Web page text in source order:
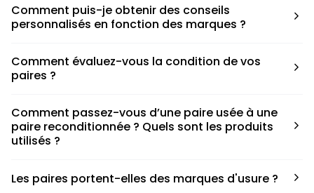
Comment puis-je obtenir des conseils
personnalisés en fonction des marques ?
pour déterminer la taille appropriée, que ce soit une taille
en dessous, au-dessus ou correspondant à votre taille
Comment évaluez-vous la condition de vos
paires ?
défauts spécifiques de chaque paire.
Comment passez-vous d’une paire usée à une
paire reconditionnée ? Quels sont les produits
utilisés ?
ont fait de cette passion leur métier afin de reconditionner
Les paires portent-elles des marques d'usure ?